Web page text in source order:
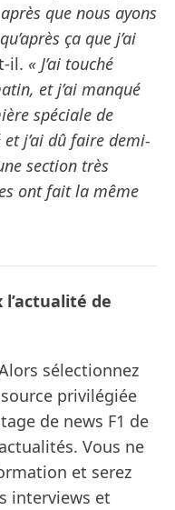
que nous ayons
ça que j’ai
il. « J’ai touché
et j’ai manqué
spéciale de
j’ai dû faire demi-
section très
ont fait la même
de
sélectionnez
privilégiée
de news F1 de
Vous ne
et serez
interviews et